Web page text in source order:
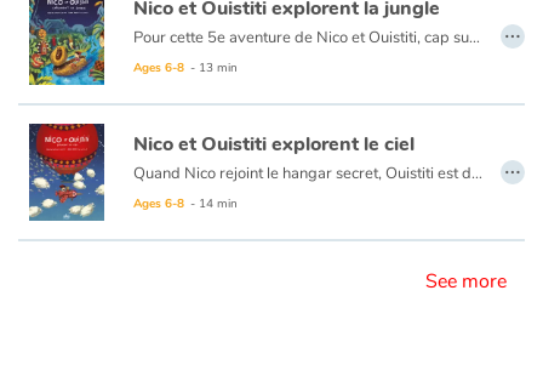
Blog
Learn french with Storyplay'r
French book lists for children
Reading for children
Nico et Ouistiti explorent la jungle
Pour cette 5e aventure de Nico et Ouistiti, cap sur la jungle ! À bord de leur magnifique barque à tête de lion tout juste terminée, nos deux intrépides explorateurs partent au Pays des Masques où, selon le cousin de Ouistiti, se prépare une grande fête. Mais dès leur arrivée dans la jungle, ils sont emmenés par un groupe d’hommes masqués et présentés au Grand Sorcier qui leur confie une mission, croyant avoir affaire à deux sorciers plus grands que lui : retrouver le Masque qui apporte la Pluie, tout juste volé par une terrible sorcière. Ni une ni deux, Nico et Ouistiti répondent présent même s’ils ont un peu la trouille…mais la grande fête aura bien lieu si toutefois ils rapportent le précieux sésame !
Ages 6-8 - 13 min
…
Nico et Ouistiti explorent le ciel
Quand Nico rejoint le hangar secret, Ouistiti est déjà aux commandes du grand Ballon-Machine qui les emportera vers le ciel et l’espace. Entre de surprenantes rencontres avec les moutons-nuages, un drôle de petit homme vert, les Grandes Princesses du Ciel et un Père Noël en détresse, l’aventure continue avec une nouvelle mission acrobatique sur la Planète Sucrée !
Ages 6-8 - 14 min
…
See more